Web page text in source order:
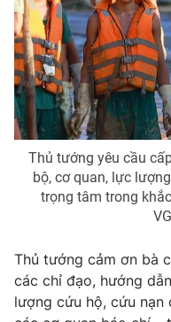
Thủ tướng yêu cầu
bộ, cơ quan, lực
trọng tâm trong
Thủ tướng cảm ơn bà
các chỉ đạo, hướng
lượng cứu hộ, cứu